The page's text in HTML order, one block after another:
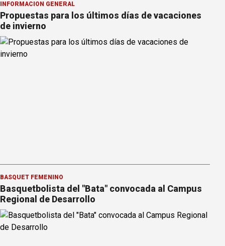
INFORMACION GENERAL
Propuestas para los últimos días de vacaciones
de invierno
BÁSQUET FEMENINO
Basquetbolista del "Bata" convocada al Campus
Regional de Desarrollo